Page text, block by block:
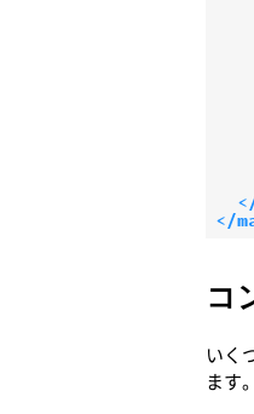
</
コ
いく
ます。